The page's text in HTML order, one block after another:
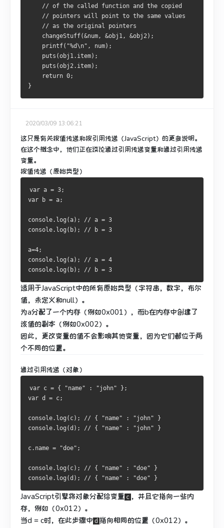
    // of the called function and the copied
    // pointers will point to the same values
    // as the original pointers
    changeStuff(&num, &obj1, &obj2);
    printf("%d\n", num);
    puts(obj1.item);
    puts(obj2.item);
    return 0;
}
2020/03/09 13:06:21
这只是有关按值传递和按引用传递（JavaScript）的更多说明。
在这个概念中，他们正在谈论通过引用传递变量和通过引用传递
变量。
按值传递（原始类型）
var a = 3;
var b = a;
console.log(a); // a = 3
console.log(b); // b = 3
a=4;
console.log(a); // a = 4
console.log(b); // b = 3
适用于JavaScript中的所有原始类型（字符串，数字，布尔
值，未定义和null）。
为a分配了一个内存（例如0x001），而b在内存中创建了
该值的副本（例如0x002）。
因此，更改变量的值不会影响其他变量，因为它们都位于两
个不同的位置。
通过引用传递（对象）
var c = { "name" : "john" };
var d = c;
console.log(c); // { "name" : "john" }
console.log(d); // { "name" : "john" }
c.name = "doe";
console.log(c); // { "name" : "doe" }
console.log(d); // { "name" : "doe" }
JavaScript引擎将对象分配给变量 c ，并且它指向一些内
存，例如（0x012）。
当d = c时，在此步骤中 d 指向相同的位置（0x012）。